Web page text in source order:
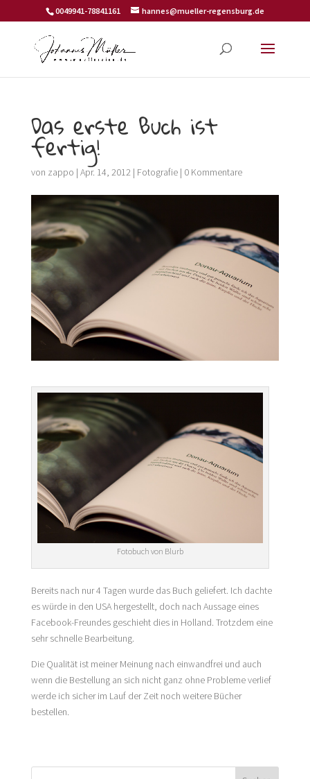
0049941-78841161 hannes@mueller-regensburg.de
Das erste Buch ist
fertig!
von zappo | Apr. 14, 2012| Fotografie| 0 Kommentare
Fotobuch von Blurb
Bereits nach nur 4 Tagen wurde das Buch geliefert. Ich dachte
es würde in den USA hergestellt, doch nach Aussage eines
Facebook-Freundes geschieht dies in Holland. Trotzdem eine
sehr schnelle Bearbeitung.
Die Qualität ist meiner Meinung nach einwandfrei und auch
wenn die Bestellung an sich nicht ganz ohne Probleme verlief
werde ich sicher im Lauf der Zeit noch weitere Bücher
bestellen.